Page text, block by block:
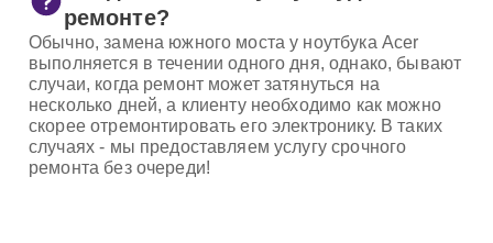
ремонте?
Обычно, замена южного моста у ноутбука Acer
выполняется в течении одного дня, однако, бывают
случаи, когда ремонт может затянуться на
несколько дней, а клиенту необходимо как можно
скорее отремонтировать его электронику. В таких
случаях - мы предоставляем услугу срочного
ремонта без очереди!